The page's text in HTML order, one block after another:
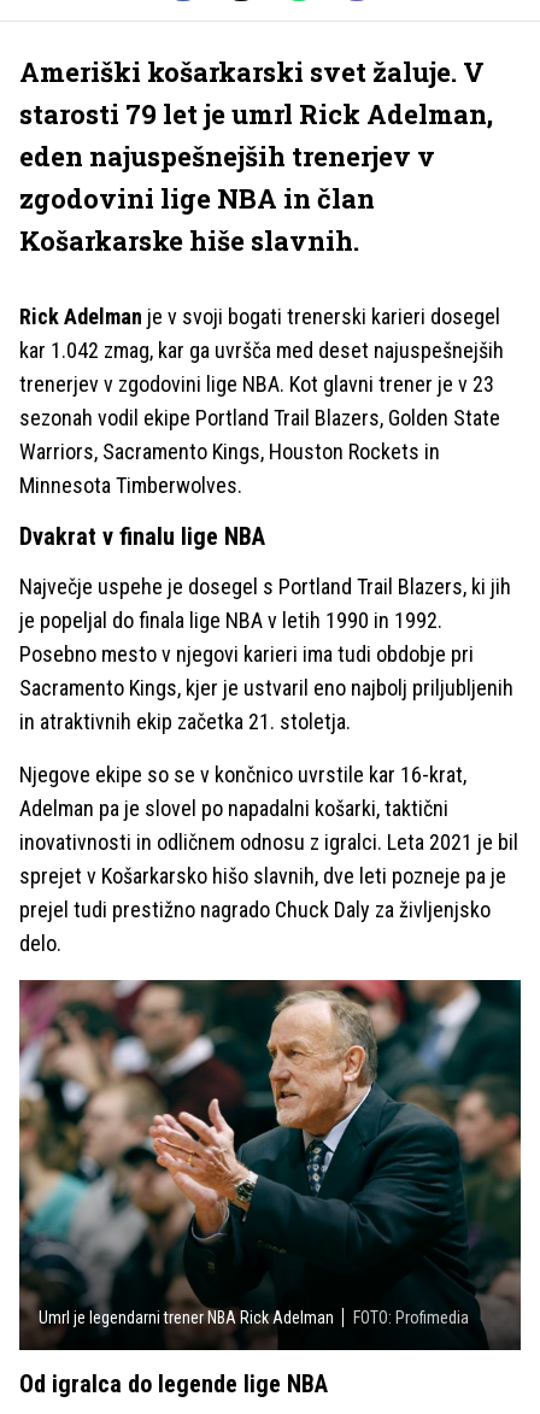
Ameriški košarkarski svet žaluje. V
starosti 79 let je umrl Rick Adelman,
eden najuspešnejših trenerjev v
zgodovini lige NBA in član
Košarkarske hiše slavnih.
Rick Adelman je v svoji bogati trenerski karieri dosegel
kar 1.042 zmag, kar ga uvršča med deset najuspešnejših
trenerjev v zgodovini lige NBA. Kot glavni trener je v 23
sezonah vodil ekipe Portland Trail Blazers, Golden State
Warriors, Sacramento Kings, Houston Rockets in
Minnesota Timberwolves.
Dvakrat v finalu lige NBA
Največje uspehe je dosegel s Portland Trail Blazers, ki jih
je popeljal do finala lige NBA v letih 1990 in 1992.
Posebno mesto v njegovi karieri ima tudi obdobje pri
Sacramento Kings, kjer je ustvaril eno najbolj priljubljenih
in atraktivnih ekip začetka 21. stoletja.
Njegove ekipe so se v končnico uvrstile kar 16-krat,
Adelman pa je slovel po napadalni košarki, taktični
inovativnosti in odličnem odnosu z igralci. Leta 2021 je bil
sprejet v Košarkarsko hišo slavnih, dve leti pozneje pa je
prejel tudi prestižno nagrado Chuck Daly za življenjsko
delo.
Umrl je legendarni trener NBA Rick Adelman FOTO: Profimedia
Od igralca do legende lige NBA